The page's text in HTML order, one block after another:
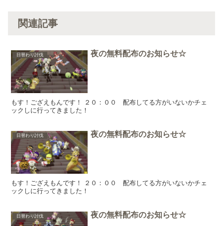
関連記事
日替わり討伐 夜の無料配布のお知らせ☆
もす！ござえもんです！ ２０：００ 配布してる方がいないかチェ
ックしに行ってきました！
日替わり討伐 夜の無料配布のお知らせ☆
もす！ござえもんです！ ２０：００ 配布してる方がいないかチェ
ックしに行ってきました！
日替わり討伐 夜の無料配布のお知らせ☆